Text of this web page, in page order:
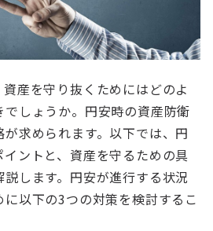
産を守り抜くためにはどのよ
でしょうか。円安時の資産防衛
求められます。以下では、円
ントと、資産を守るための具
します。円安が進行する状況
以下の3つの対策を検討するこ